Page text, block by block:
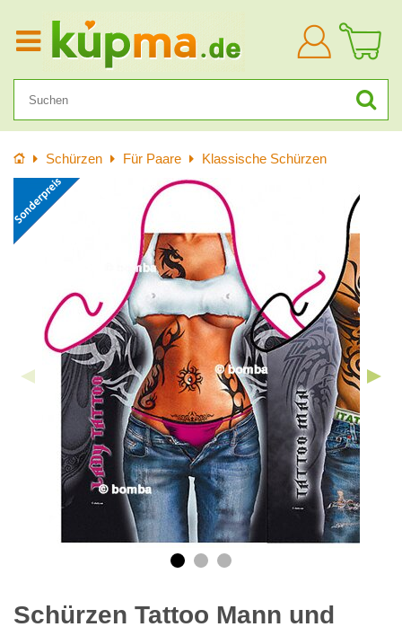
Anmelden
StartseiteSchürzen Für Paare Klassische Schürzen
Schürzen Tattoo Mann und